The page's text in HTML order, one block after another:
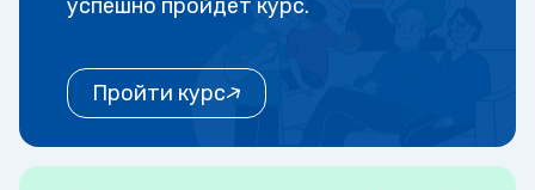
успешно пройдет курс.
Пройти курс